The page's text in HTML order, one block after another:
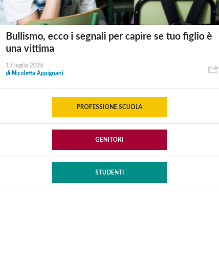
Bullismo, ecco i segnali per capire se tuo figlio è
una vittima
17 luglio 2026
di Nicoletta Appignani
PROFESSIONE SCUOLA
GENITORI
STUDENTI